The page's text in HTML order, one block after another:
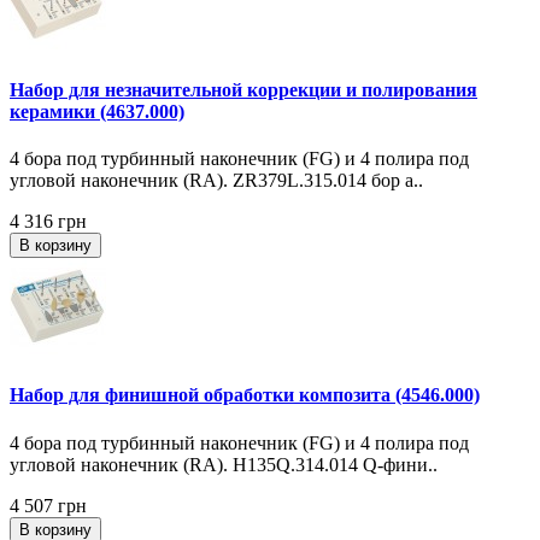
Набор для незначительной коррекции и полирования
керамики (4637.000)
4 бора под турбинный наконечник (FG) и 4 полира под
угловой наконечник (RA). ZR379L.315.014 бор а..
4 316 грн
В корзину
Набор для финишной обработки композита (4546.000)
4 бора под турбинный наконечник (FG) и 4 полира под
угловой наконечник (RA). H135Q.314.014 Q-фини..
4 507 грн
В корзину